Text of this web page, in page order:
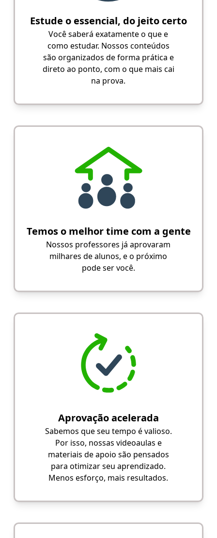
Estude o essencial, do jeito certo
Você saberá exatamente o que e
como estudar. Nossos conteúdos
são organizados de forma prática e
direto ao ponto, com o que mais cai
na prova.
Temos o melhor time com a gente
Nossos professores já aprovaram
milhares de alunos, e o próximo
pode ser você.
Aprovação acelerada
Sabemos que seu tempo é valioso.
Por isso, nossas videoaulas e
materiais de apoio são pensados
para otimizar seu aprendizado.
Menos esforço, mais resultados.